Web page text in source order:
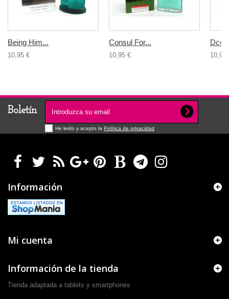
Being Him...
10,95 €
Consul For...
10,95 € 10,95
Boletín
He leido y acepto la Política de privacidad
Información
Mi cuenta
Información de la tienda
Tienda adaptada a tablets y smartphones